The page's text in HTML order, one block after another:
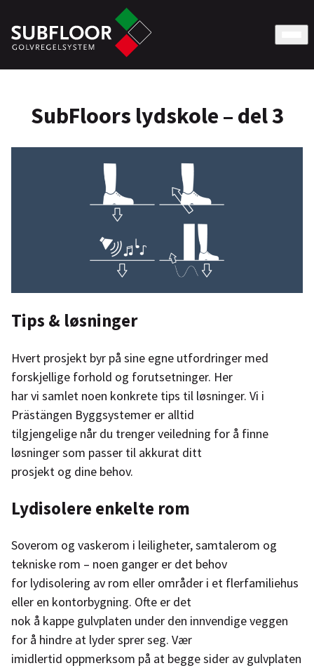
SubFloors lydskole – del 3
Tips & løsninger
Hvert prosjekt byr på sine egne utfordringer med
forskjellige forhold og forutsetninger. Her
har vi samlet noen konkrete tips til løsninger. Vi i
Prästängen Byggsystemer er alltid
tilgjengelige når du trenger veiledning for å finne
løsninger som passer til akkurat ditt
prosjekt og dine behov.
Lydisolere enkelte rom
Soverom og vaskerom i leiligheter, samtalerom og
tekniske rom – noen ganger er det behov
for lydisolering av rom eller områder i et flerfamiliehus
eller en kontorbygning. Ofte er det
nok å kappe gulvplaten under den innvendige veggen
for å hindre at lyder sprer seg. Vær
imidlertid oppmerksom på at begge sider av gulvplaten